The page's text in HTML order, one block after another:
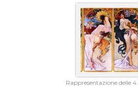
Rappresentazione delle